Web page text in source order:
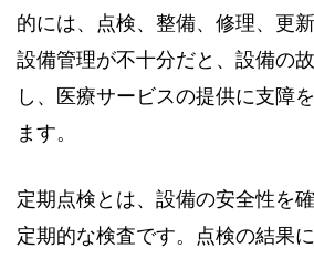
的には、点検、整備、修理、更
設備管理が不十分だと、設備の
し、医療サービスの提供に支障
ます。
定期点検とは、設備の安全性を
定期的な検査です。点検の結果